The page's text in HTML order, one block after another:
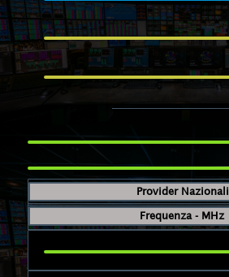
Provider Nazionali
Frequenza - MHz